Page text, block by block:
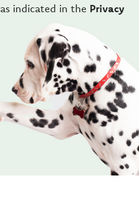
indicated in the Privacy